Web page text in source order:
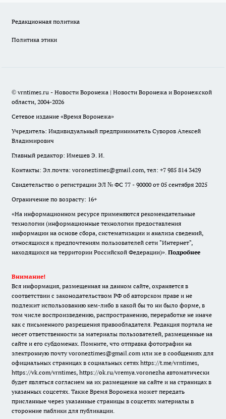
Редакционная политика
Политика этики
© vrntimes.ru - Новости Воронежа | Новости Воронежа и Воронежской
области, 2004-2026
Сетевое издание «Время Воронежа»
Учредитель: Индивидуальный предприниматель Суворов Алексей
Владимирович
Главный редактор: Имешев Э. И.
Контакты: Эл.почта: voroneztimes@gmail.com, тел: +7 985 814 3429
Свидетельство о регистрации ЭЛ № ФС 77 - 90000 от 05 сентября 2025
Ограничение по возрасту: 16+
«На информационном ресурсе применяются рекомендательные
технологии (информационные технологии предоставления
информации на основе сбора, систематизации и анализа сведений,
относящихся к предпочтениям пользователей сети "Интернет",
находящихся на территории Российской Федерации)». Подробнее
Внимание!
Вся информация, размещенная на данном сайте, охраняется в
соответствии с законодательством РФ об авторском праве и не
подлежит использованию кем-либо в какой бы то ни было форме, в
том числе воспроизведению, распространению, переработке не иначе
как с письменного разрешения правообладателя. Редакция портала не
несет ответственности за материалы пользователей, размещенные на
сайте и его субдоменах. Помните, что отправка фотографии на
электронную почту voroneztimes@gmail.com или же в сообщениях для
официальных страницах в социальных сетях https://t.me/vrntimes,
https://vk.com/vrntimes, https://ok.ru/vremya.voronezha автоматически
будет являться согласием на их размещение на сайте и на страницах в
указанных соцсетях. Также Время Воронежа может передать
присланные через указанные страницы в соцсетях материалы в
сторонние паблики для публикации.